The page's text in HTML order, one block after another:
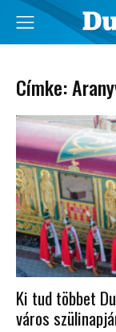
Címke:
Ki tud többet
város